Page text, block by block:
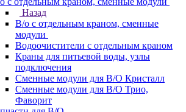
Назад
В/о с отдельным краном, сменные
модули
Водоочистители с отдельным краном
Краны для питьевой воды, узлы
подключения
Сменные модули для В/О Кристалл
Сменные модули для В/О Трио,
Фаворит